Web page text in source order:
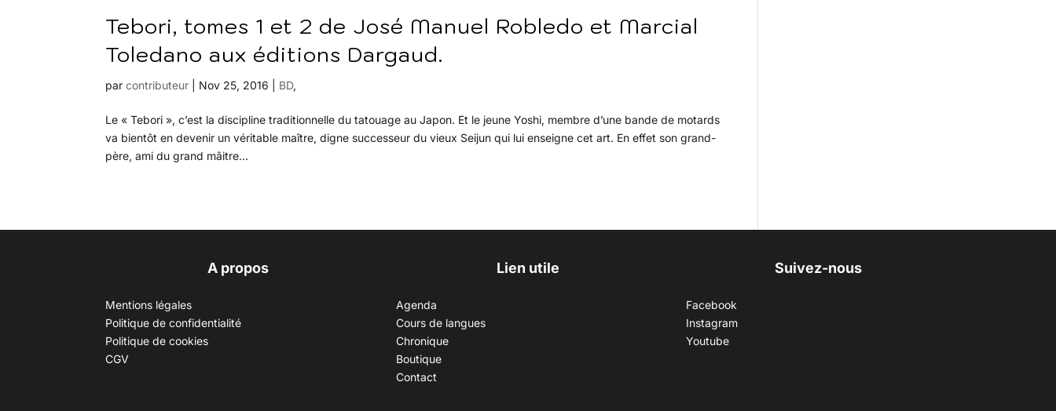
Tebori, tomes 1 et 2 de José Manuel Robledo et Marcial
Toledano aux éditions Dargaud.
parcontributeur Nov 25, 2016 BD,
Le « Tebori », c’est la discipline traditionnelle du tatouage au Japon. Et le jeune Yoshi, membre d’une bande de motards
va bientôt en devenir un véritable maître, digne successeur du vieux Seijun qui lui enseigne cet art. En effet son grand-
père, ami du grand mâitre...
A propos
Mentions légales
Politique de confidentialité
Politique de cookies
CGV
Lien utile
Agenda
Cours de langues
Chronique
Boutique
Contact
Suivez-nous
Facebook
Instagram
Youtube